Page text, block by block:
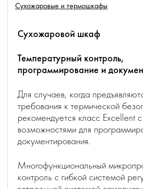
Сухожаровые и термошкафы
Сухожаровой шкаф
Температурный контроль,
программирование и
Для случаев, когда
требования к термической
рекомендуется класс Excellent
возможностями для
документирования.
Многофункциональный
контроль с гибкой системой